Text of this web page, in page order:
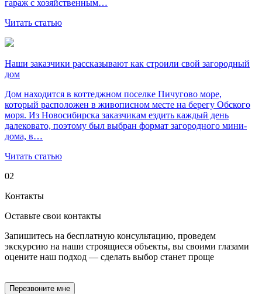
гараж с хозяйственным…
Читать статью
Наши заказчики рассказывают как строили свой загородный
дом
Дом находится в коттеджном поселке Пичугово море,
который расположен в живописном месте на берегу Обского
моря. Из Новосибирска заказчикам ездить каждый день
далековато, поэтому был выбран формат загородного мини-
дома, в…
Читать статью
02
Контакты
Оставьте свои контакты
Запишитесь на бесплатную консультацию, проведем
экскурсию на наши строящиеся объекты, вы своими глазами
оцените наш подход — сделать выбор станет проще
Перезвоните мне